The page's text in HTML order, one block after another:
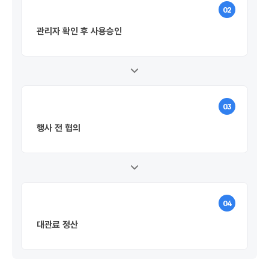
02
관리자 확인 후 사용승인
03
행사 전 협의
04
대관료 정산